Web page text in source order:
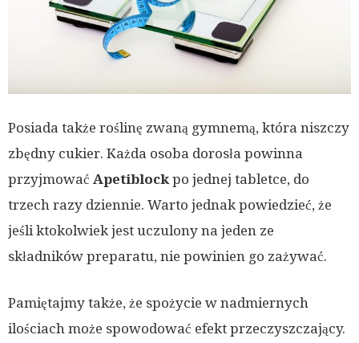
Posiada także roślinę zwaną gymnemą, która niszczy
zbędny cukier. Każda osoba dorosła powinna
przyjmować Apetiblock po jednej tabletce, do
trzech razy dziennie. Warto jednak powiedzieć, że
jeśli ktokolwiek jest uczulony na jeden ze
składników preparatu, nie powinien go zażywać.
Pamiętajmy także, że spożycie w nadmiernych
ilościach może spowodować efekt przeczyszczający.